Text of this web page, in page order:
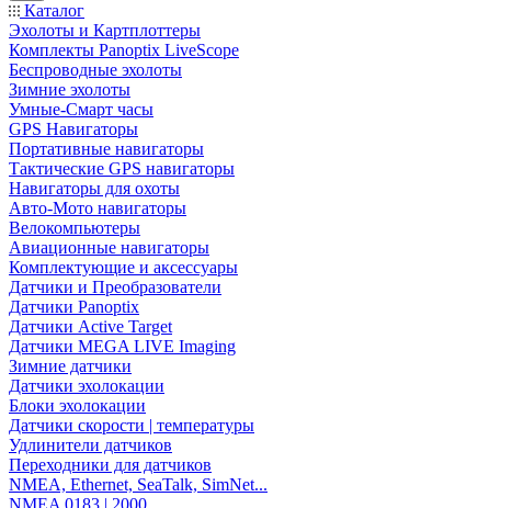
Каталог
Эхолоты и Картплоттеры
Комплекты Panoptix LiveScope
Беспроводные эхолоты
Зимние эхолоты
Умные-Смарт часы
GPS Навигаторы
Портативные навигаторы
Тактические GPS навигаторы
Навигаторы для охоты
Авто-Мото навигаторы
Велокомпьютеры
Авиационные навигаторы
Комплектующие и аксессуары
Датчики и Преобразователи
Датчики Panoptix
Датчики Active Target
Датчики MEGA LIVE Imaging
Зимние датчики
Датчики эхолокации
Блоки эхолокации
Датчики скорости | температуры
Удлинители датчиков
Переходники для датчиков
NMEA, Ethernet, SeaTalk, SimNet...
NMEA 0183 | 2000